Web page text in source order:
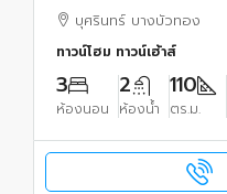
บุศรินทร์ บางบัวทอง
ทาวน์โฮม ทาวน์เฮ้าส์
3
ห้องนอน
2
ห้องน้ำ
110
ตร.ม.